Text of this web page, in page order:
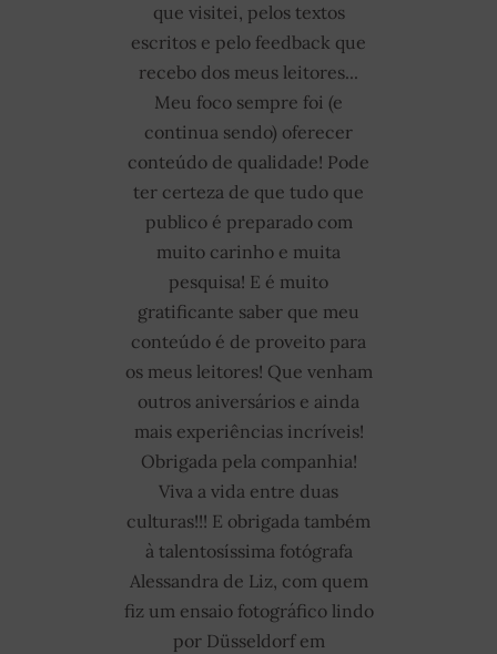
que visitei, pelos textos
escritos e pelo feedback que
recebo dos meus leitores...
Meu foco sempre foi (e
continua sendo) oferecer
conteúdo de qualidade! Pode
ter certeza de que tudo que
publico é preparado com
muito carinho e muita
pesquisa! E é muito
gratificante saber que meu
conteúdo é de proveito para
os meus leitores! Que venham
outros aniversários e ainda
mais experiências incríveis!
Obrigada pela companhia!
Viva a vida entre duas
culturas!!! E obrigada também
à talentosíssima fotógrafa
Alessandra de Liz, com quem
fiz um ensaio fotográfico lindo
por Düsseldorf em